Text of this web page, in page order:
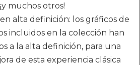
muchos otros!
alta definición: los gráficos de
incluidos en la colección han
a la alta definición, para una
de esta experiencia clásica